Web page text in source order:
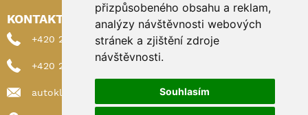
přizpůsobeného obsahu a reklam,
analýzy návštěvnosti webových
stránek a zjištění zdroje
návštěvnosti.
Souhlasím
KONTAKTY
+420 222 898 224 (sekretariat)
+420 222 898 221 (členství)
autoklub@autoklub.cz